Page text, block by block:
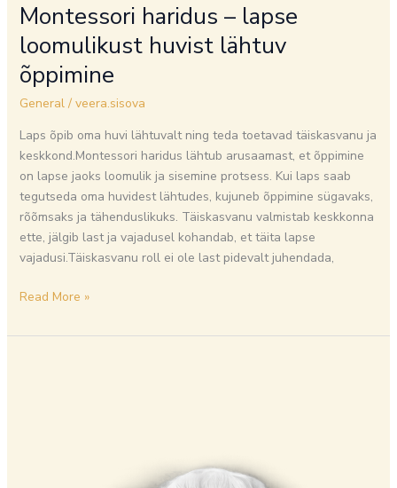
Montessori haridus – lapse
loomulikust huvist lähtuv
õppimine
General/ veera.sisova
Laps õpib oma huvi lähtuvalt ning teda toetavad täiskasvanu ja
keskkond.Montessori haridus lähtub arusaamast, et õppimine
on lapse jaoks loomulik ja sisemine protsess. Kui laps saab
tegutseda oma huvidest lähtudes, kujuneb õppimine sügavaks,
rõõmsaks ja tähenduslikuks. Täiskasvanu valmistab keskkonna
ette, jälgib last ja vajadusel kohandab, et täita lapse
vajadusi.Täiskasvanu roll ei ole last pidevalt juhendada,
Montessori
–
lapse
lähtuv
õppimine
Read More »